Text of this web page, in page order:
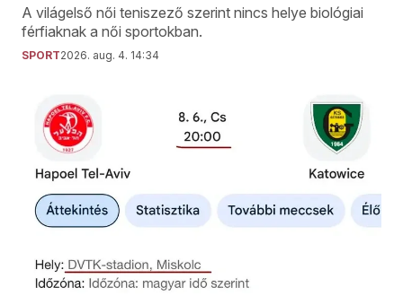
A világelső női teniszező szerint nincs helye biológiai
férfiaknak a női sportokban.
SPORT2026. aug. 4. 14:34